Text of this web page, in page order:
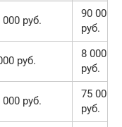
000 руб.
90 000
руб.
руб.
8 000
руб.
000 руб.
75 000
руб.